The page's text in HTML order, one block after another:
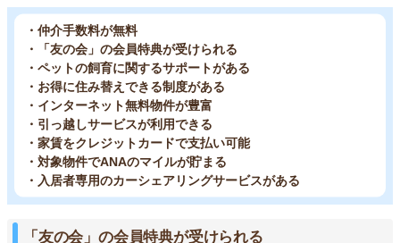
・仲介手数料が無料
・「友の会」の会員特典が受けられる
・ペットの飼育に関するサポートがある
・お得に住み替えできる制度がある
・インターネット無料物件が豊富
・引っ越しサービスが利用できる
・家賃をクレジットカードで支払い可能
・対象物件でANAのマイルが貯まる
・入居者専用のカーシェアリングサービスがある
「友の会」の会員特典が受けられる